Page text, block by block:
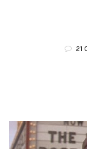
21